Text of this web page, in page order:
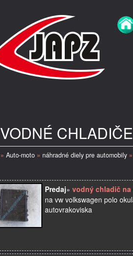
VODNÉ
» Auto-moto » náhradné diely pre automobily »
Predaj» vodný chladič na
na vw volkswagen polo
autovrakoviska